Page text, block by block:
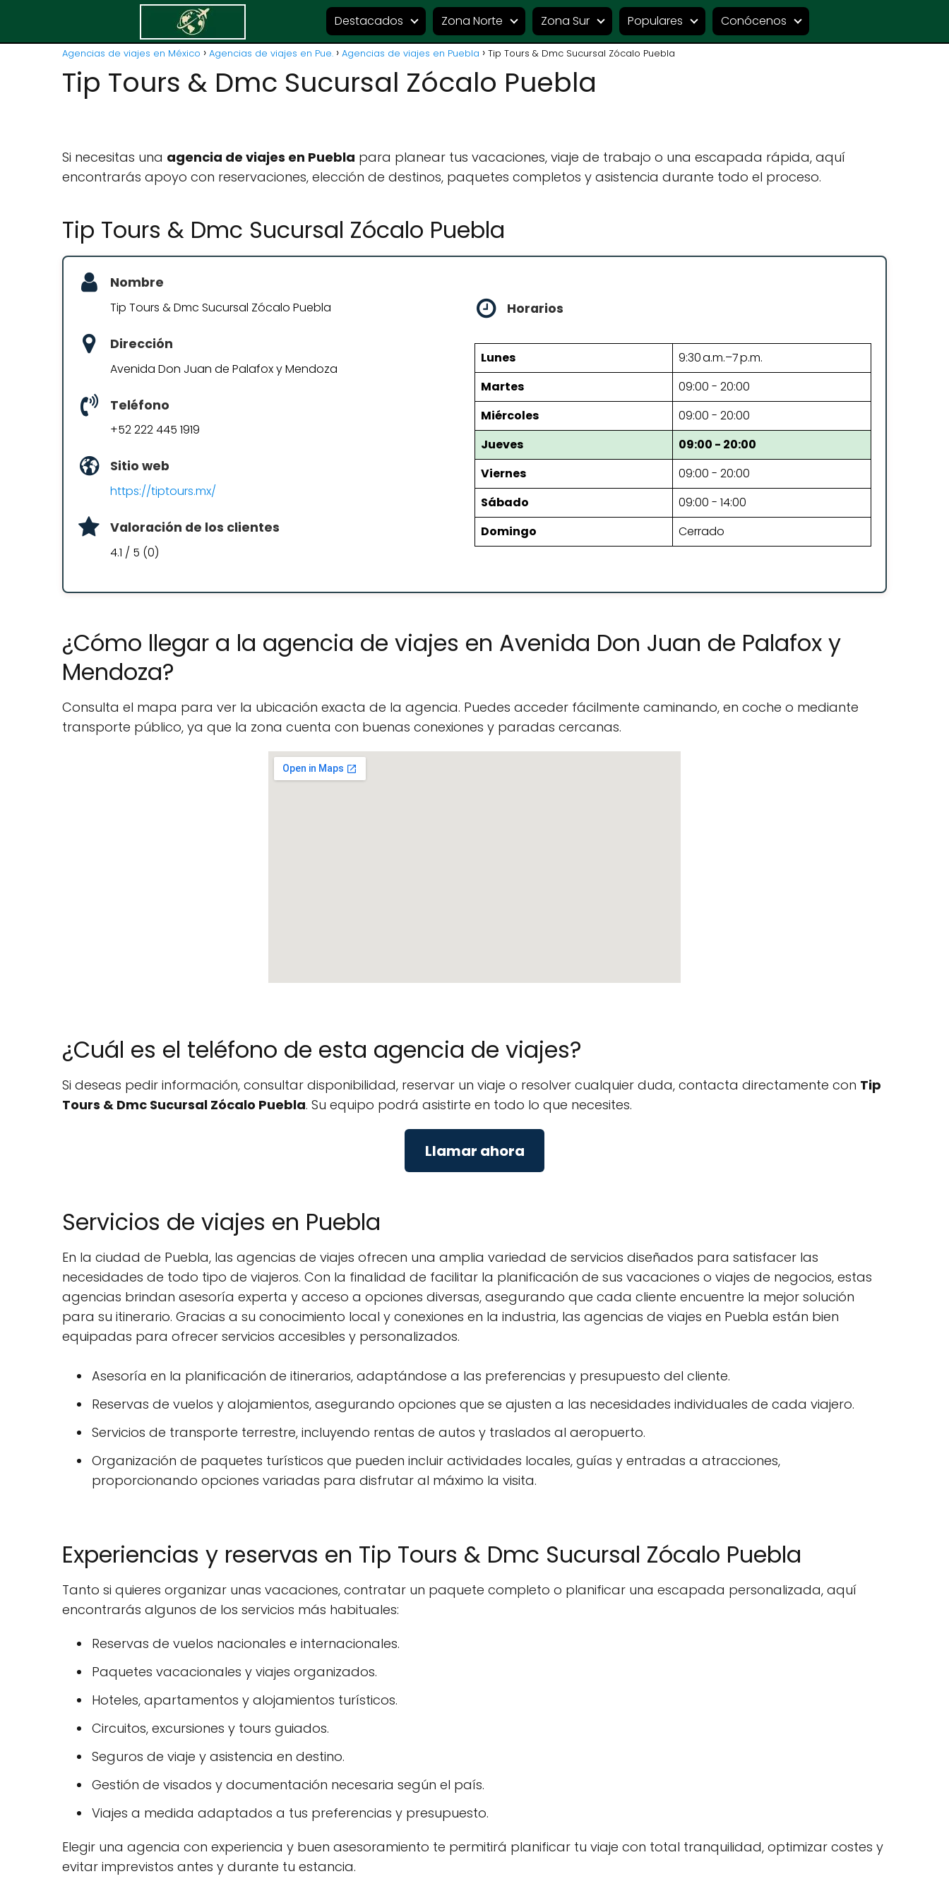
Destacados Zona Norte Zona Sur Populares Conócenos
Agencias de viajes en México Agencias de viajes en Pue. Agencias de viajes en Puebla Tip Tours & Dmc Sucursal Zócalo Puebla
Tip Tours & Dmc Sucursal Zócalo Puebla
Si necesitas una agencia de viajes en Puebla para planear tus vacaciones, viaje de trabajo o una escapada rápida, aquí
encontrarás apoyo con reservaciones, elección de destinos, paquetes completos y asistencia durante todo el proceso.
Tip Tours & Dmc Sucursal Zócalo Puebla
Nombre
Tip Tours & Dmc Sucursal Zócalo Puebla
Dirección
Avenida Don Juan de Palafox y Mendoza
Teléfono
+52 222 445 1919
Sitio web
https://tiptours.mx/
Valoración de los clientes
4.1 / 5 (0)
Horarios
Lunes
9:30 a.m.–7 p.m.
Martes
09:00 - 20:00
Miércoles
09:00 - 20:00
Jueves
09:00 - 20:00
Viernes
09:00 - 20:00
Sábado
09:00 - 14:00
Domingo
Cerrado
¿Cómo llegar a la agencia de viajes en Avenida Don Juan de Palafox y
Mendoza?
Consulta el mapa para ver la ubicación exacta de la agencia. Puedes acceder fácilmente caminando, en coche o mediante
transporte público, ya que la zona cuenta con buenas conexiones y paradas cercanas.
¿Cuál es el teléfono de esta agencia de viajes?
Si deseas pedir información, consultar disponibilidad, reservar un viaje o resolver cualquier duda, contacta directamente con Tip
Tours & Dmc Sucursal Zócalo Puebla. Su equipo podrá asistirte en todo lo que necesites.
Llamar ahora
Servicios de viajes en Puebla
En la ciudad de Puebla, las agencias de viajes ofrecen una amplia variedad de servicios diseñados para satisfacer las
necesidades de todo tipo de viajeros. Con la finalidad de facilitar la planificación de sus vacaciones o viajes de negocios, estas
agencias brindan asesoría experta y acceso a opciones diversas, asegurando que cada cliente encuentre la mejor solución
para su itinerario. Gracias a su conocimiento local y conexiones en la industria, las agencias de viajes en Puebla están bien
equipadas para ofrecer servicios accesibles y personalizados.
Asesoría en la planificación de itinerarios, adaptándose a las preferencias y presupuesto del cliente.
Reservas de vuelos y alojamientos, asegurando opciones que se ajusten a las necesidades individuales de cada viajero.
Servicios de transporte terrestre, incluyendo rentas de autos y traslados al aeropuerto.
Organización de paquetes turísticos que pueden incluir actividades locales, guías y entradas a atracciones,
proporcionando opciones variadas para disfrutar al máximo la visita.
Experiencias y reservas en Tip Tours & Dmc Sucursal Zócalo Puebla
Tanto si quieres organizar unas vacaciones, contratar un paquete completo o planificar una escapada personalizada, aquí
encontrarás algunos de los servicios más habituales:
Reservas de vuelos nacionales e internacionales.
Paquetes vacacionales y viajes organizados.
Hoteles, apartamentos y alojamientos turísticos.
Circuitos, excursiones y tours guiados.
Seguros de viaje y asistencia en destino.
Gestión de visados y documentación necesaria según el país.
Viajes a medida adaptados a tus preferencias y presupuesto.
Elegir una agencia con experiencia y buen asesoramiento te permitirá planificar tu viaje con total tranquilidad, optimizar costes y
evitar imprevistos antes y durante tu estancia.